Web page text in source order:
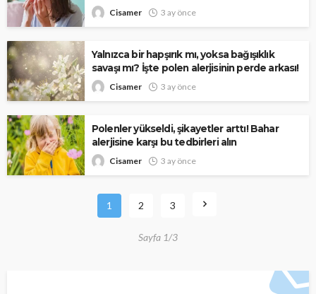
Cisamer 3 ay önce
Yalnızca bir hapşırık mı, yoksa bağışıklık
savaşı mı? İşte polen alerjisinin perde arkası!
Cisamer 3 ay önce
Polenler yükseldi, şikayetler arttı! Bahar
alerjisine karşı bu tedbirleri alın
Cisamer 3 ay önce
1 2 3
Sayfa 1/3